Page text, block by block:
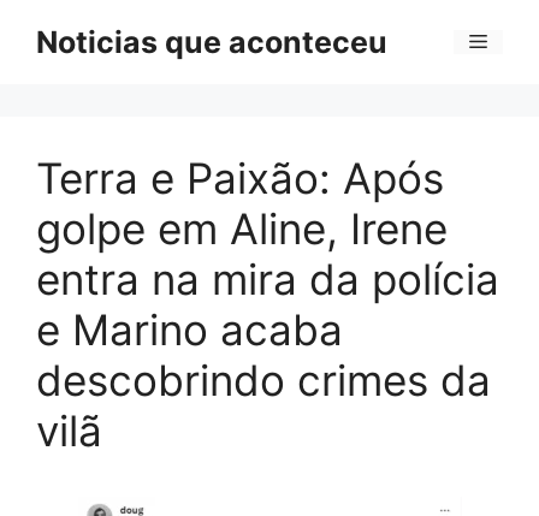
Noticias que aconteceu Menu
Terra e Paixão: Após
golpe em Aline, Irene
entra na mira da polícia
e Marino acaba
descobrindo crimes da
vilã